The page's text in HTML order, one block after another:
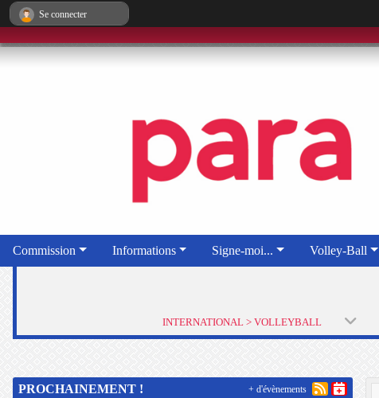
Commission Informations Signe-moi... Volley-Ball
INTERNATIONAL > VOLLEYBALL
PROCHAINEMENT ! + d'évènements
Se connecter
Panneau de gestion des cookies